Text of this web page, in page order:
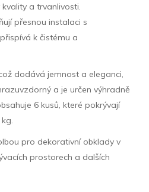
a trvanlivosti.
přesnou instalaci s
k čistému a
dodává jemnost a eleganci,
a je určen výhradně
6 kusů, které pokrývají
pro dekorativní obklady v
prostorech a dalších